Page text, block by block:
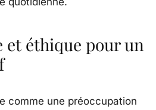
et éthique pour un
comme une préoccupation